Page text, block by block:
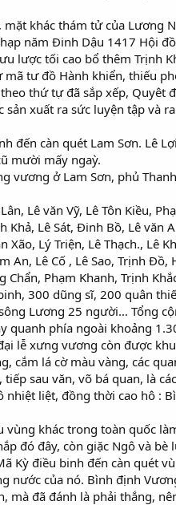
khác thám tử của Lương
năm Đinh Dậu 1417 Hội
tối cao bổ thêm Trịnh
tư đồ Hành khiển, thiếu
thứ tự đã sắp xếp, Quyêt
xuất ra sức luyện tập và
càn quét Lam Sơn. Lê
mười mấy ngaỳ.
vương ở Lam Sơn, phủ
Lê văn Vỹ, Lê Tôn Kiều,
Lê Sát, Đinh Bồ, Lê văn
Lý Triện, Lê Thạch., Lê
An, Lê Cố , Lê Sao, Trịnh
Chẩn, Phạm Khanh, Trịnh
300 dũng sĩ, 200 quân
Lương 25 người… Tổng
phía ngoài khoảng
lễ xưng vương còn được
cắm lá cờ màu vàng, các
sau văn, võ bá quan, là
liệt, đồng thời cao hô :
khác trong toàn quốc
đó đây, còn giặc Ngô và
Kỳ điều binh đến càn quét
của nó. Bình định
mà đã đánh là phải thắng,